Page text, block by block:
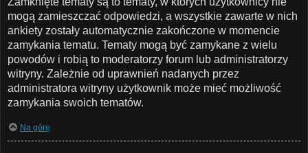
mogą zamieszczać odpowiedzi, a wszystkie zawarte w nich
ankiety zostały automatycznie zakończone w momencie
zamykania tematu. Tematy mogą być zamykane z wielu
powodów i robią to moderatorzy forum lub administratorzy
witryny. Zależnie od uprawnień nadanych przez
administratora witryny użytkownik może mieć możliwość
zamykania swoich tematów.
Na górę